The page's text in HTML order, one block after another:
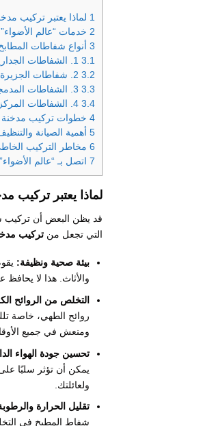
1 لماذا يعتبر تركيب
2 خدمات “عالم
3 أنواع شفاطات المطابخ
3.1
3.2
3.3
3.4
4 خطوات تركيب مدخنة
5 أهمية الصيانة
6 مخاطر التركيب
7 اتصل بـ “عالم
لماذا يعتبر تركيب
قد يظن البعض أن تركيب
التي تجعل من تركيب
بيئة صحية ونظيفة:
والأثاث. هذا لا
التخلص من الروائح
روائح الطهي، خاصة
ومنعش في جميع
تحسين جودة الهواء
يمكن أن تؤثر سلبًا
ولعائلتك.
تقليل الحرارة
شفاط المطبخ في